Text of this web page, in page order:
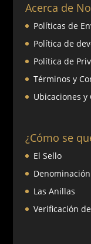
Acerca de
Políticas de
Política de
Política de
Términos y
Ubicaciones y
¿Cómo se
El Sello
Las Anillas
Verificación